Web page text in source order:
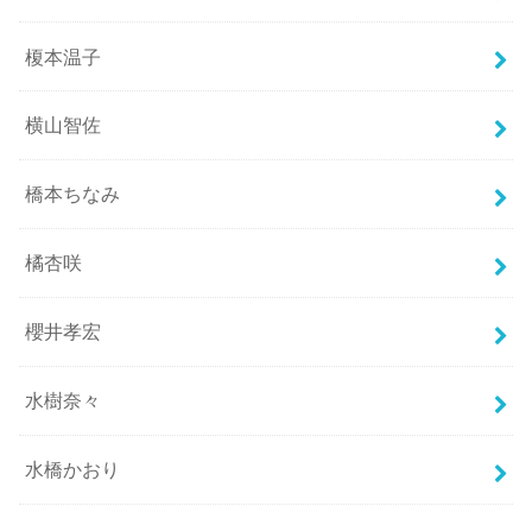
榎本温子
横山智佐
橋本ちなみ
橘杏咲
櫻井孝宏
水樹奈々
水橋かおり